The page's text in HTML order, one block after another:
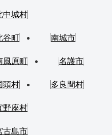
中城村
谷町 南城市
風原町 名護市
頭村 多良間村
野座村
古島市